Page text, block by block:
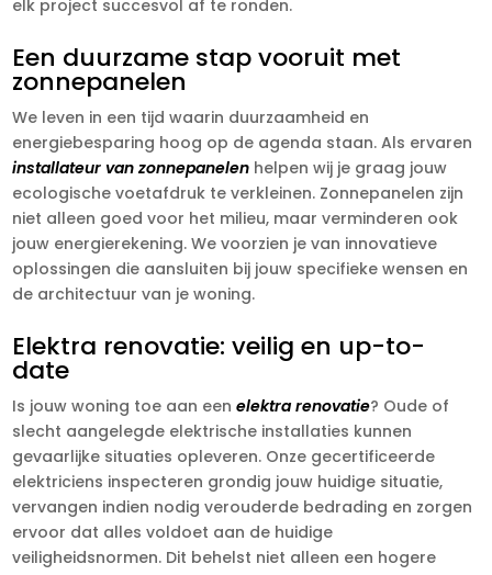
elk project succesvol af te ronden.
Een duurzame stap vooruit met
zonnepanelen
We leven in een tijd waarin duurzaamheid en
energiebesparing hoog op de agenda staan. Als ervaren
installateur van zonnepanelen helpen wij je graag jouw
ecologische voetafdruk te verkleinen. Zonnepanelen zijn
niet alleen goed voor het milieu, maar verminderen ook
jouw energierekening. We voorzien je van innovatieve
oplossingen die aansluiten bij jouw specifieke wensen en
de architectuur van je woning.
Elektra renovatie: veilig en up-to-
date
Is jouw woning toe aan eenelektra renovatie? Oude of
slecht aangelegde elektrische installaties kunnen
gevaarlijke situaties opleveren. Onze gecertificeerde
elektriciens inspecteren grondig jouw huidige situatie,
vervangen indien nodig verouderde bedrading en zorgen
ervoor dat alles voldoet aan de huidige
veiligheidsnormen. Dit behelst niet alleen een hogere